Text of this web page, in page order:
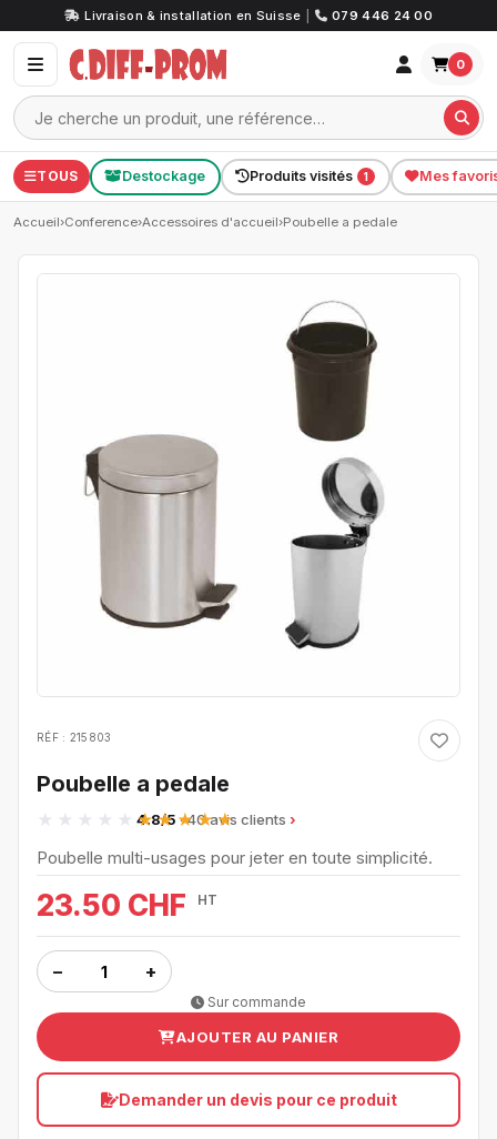
Livraison & installation en Suisse 079 446 24 00
0
TOUS Destockage Produits visités 1 Mes
Accueil›Conference›Accessoires d'accueil›Poubelle a pedale
RÉF : 215803
Poubelle a pedale
4.8/5· 40 avis clients
Poubelle multi-usages pour jeter en toute simplicité.
23.50 CHF HT
− +
Sur commande
AJOUTER AU PANIER
Demander un devis pour ce produit